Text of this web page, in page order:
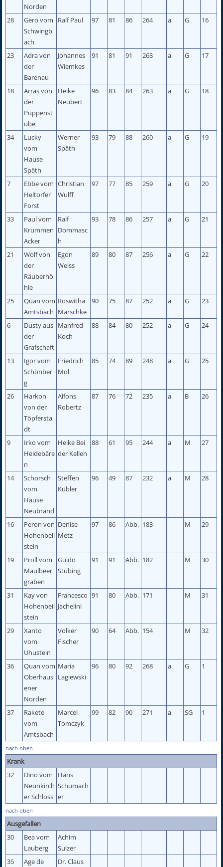
Norden
28
Gero vom
Schwingb
ach
Ralf Paul 97 81 86 264 a G 16
23
Adra von
der
Barenau
Johannes
Wiemkes
91 81 91 263 a G 17
18
Arras von
der
Puppenst
ube
Heike
Neubert
96 83 84 263 a G 18
34
Lucky
vom
Hause
Späth
Werner
Späth
93 79 88 260 a G 19
7
Ebbe vom
Heltorfer
Forst
Christian
Wulff
97 77 85 259 a G 20
33
Paul vom
Krummen
Acker
Ralf
Dommasc
h
93 78 86 257 a G 21
21
Wolf von
der
Räuberhö
hle
Egon
Weiss
89 80 87 256 a G 22
25
Quan vom
Amtsbach
Roswitha
Marschke
90 75 87 252 a G 23
6
Dusty aus
der
Grafschaft
Manfred
Koch
88 84 80 252 a G 24
13
Igor vom
Schönber
g
Friedrich
Mol
85 74 89 248 a G 25
26
Harkon
von der
Töpfersta
dt
Alfons
Robertz
87 76 72 235 a B 26
9
Irko vom
Heidebäre
n
Heike Bei
der Kellen
88 61 95 244 a M 27
14
Schorsch
vom
Hause
Neubrand
Steffen
Kübler
96 49 87 232 a M 28
16
Peron von
Hohenbeil
stein
Denise
Metz
97 86 Abb. 183 M 29
19
Proll vom
Maulbeer
graben
Guido
Stübing
91 91 Abb. 182 M 30
31
Kay von
Hohenbeil
stein
Francesco
Jachelini
91 80 Abb. 171 M 31
29
Xanto
vom
Uhustein
Volker
Fischer
90 64 Abb. 154 M 32
36
Quan vom
Oberhaus
ener
Norden
Maria
Lagiewski
96 80 92 268 a G 1
37
Rakete
vom
Amtsbach
Marcel
Tomczyk
99 82 90 271 a SG 1
nach oben
Krank
32
Dino vom
Neunkirch
er Schloss
Hans
Schumach
er
nach oben
Ausgefallen
30
Bea vom
Lauberg
Achim
Sulzer
35
Age de
Dr. Claus